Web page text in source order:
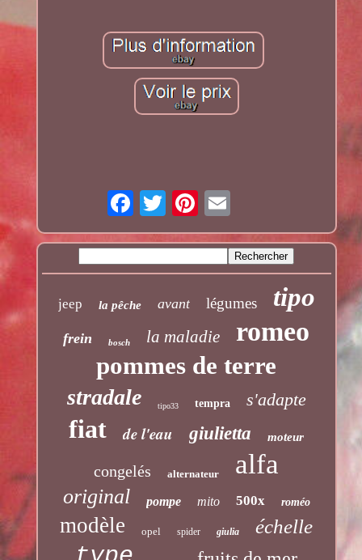
jeep la pêche avant légumes tipo
frein bosch la maladie romeo
pommes de terre
stradale tipo33 tempra s'adapte
fiat de l'eau giulietta moteur
congelés alternateur alfa
original pompe mito 500x roméo
modèle opel spider giulia échelle